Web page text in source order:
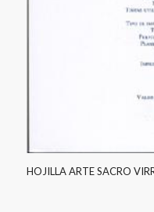
HOJILLA ARTE SACRO